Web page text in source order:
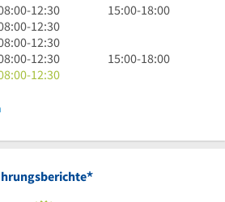
-12:30
15
18
15:00-18:00
-12:30
-12:30
-12:30
15
15:00-18:00
-12:30
*